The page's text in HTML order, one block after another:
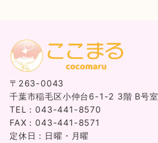
〒263-0043
千葉市稲毛区小仲台6-1-2 3階 B号室
TEL：043-441-8570
FAX：043-441-8571
定休日：日曜・月曜